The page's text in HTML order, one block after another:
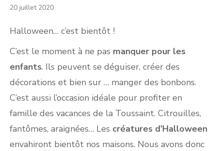
20 juillet 2020
Halloween… c’est bientôt !
C’est le moment à ne pas manquer pour les
enfants. Ils peuvent se déguiser, créer des
décorations et bien sur … manger des bonbons.
C’est aussi l’occasion idéale pour profiter en
famille des vacances de la Toussaint. Citrouilles,
fantômes, araignées… Les créatures d’Halloween
envahiront bientôt nos maisons. Nous avons donc